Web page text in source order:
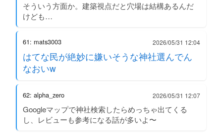
そういう方面か。建築視点だと穴場は結構あるんだ
けども…
61: mats3003 2026/05/31 12:04
はてな民が絶妙に嫌いそうな神社選んでん
なおいw
62: alpha_zero 2026/05/31 12:07
Googleマップで神社検索したらめっちゃ出てくる
し、レビューも参考になる話が多いよ〜